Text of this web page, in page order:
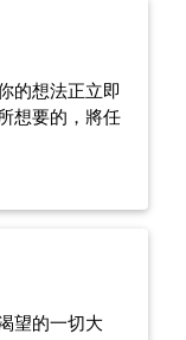
的想法正立即
想要的，將任
望的一切大